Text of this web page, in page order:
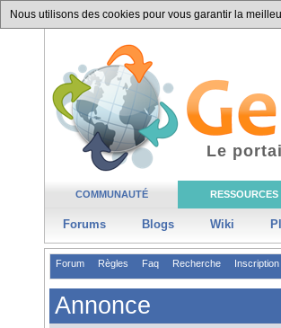
Nous utilisons des cookies pour vous garantir la
COMMUNAUTÉ RESSOURCES
Forums Blogs Wiki
Le
Forum Règles Faq Recherche Inscription
Annonce